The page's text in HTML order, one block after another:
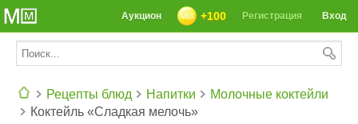
Вход
Регистрация
+100
Аукцион
Рецепты блюд Напитки
Молочные коктейли
Коктейль «Сладкая мелочь»